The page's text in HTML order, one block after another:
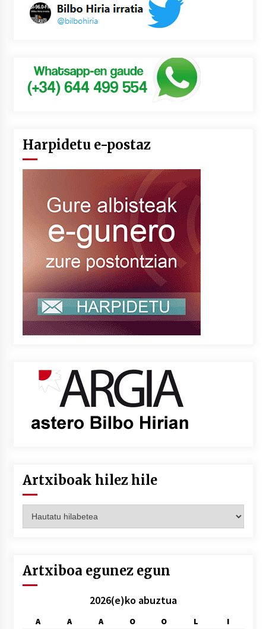
Harpidetu e-postaz
Artxiboak hilez hile
hilez
Artxiboa egunez egun
2026(e)ko abuztua
A A A O O L
I